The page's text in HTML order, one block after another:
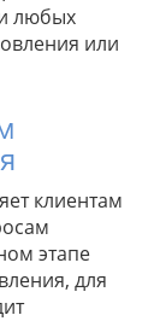
любых
или
клиентам
этапе
для